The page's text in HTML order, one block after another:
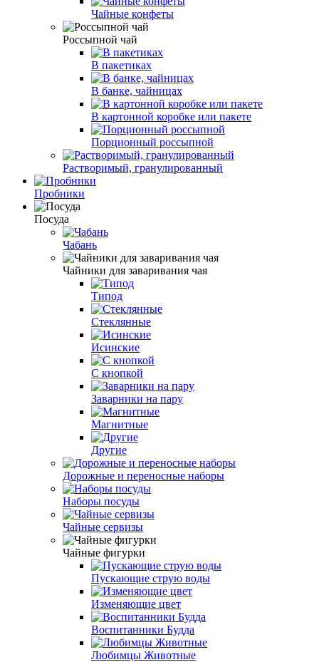
Чайные конфеты
Россыпной чай
В пакетиках
В банке, чайницах
В картонной коробке или пакете
Порционный россыпной
Растворимый, гранулированный
Пробники
Посуда
Чабань
Чайники для заваривания чая
Типод
Стеклянные
Исинские
С кнопкой
Заварники на пару
Магнитные
Другие
Дорожные и переносные наборы
Наборы посуды
Чайные сервизы
Чайные фигурки
Пускающие струю воды
Изменяющие цвет
Воспитанники Будда
Любимцы Животные